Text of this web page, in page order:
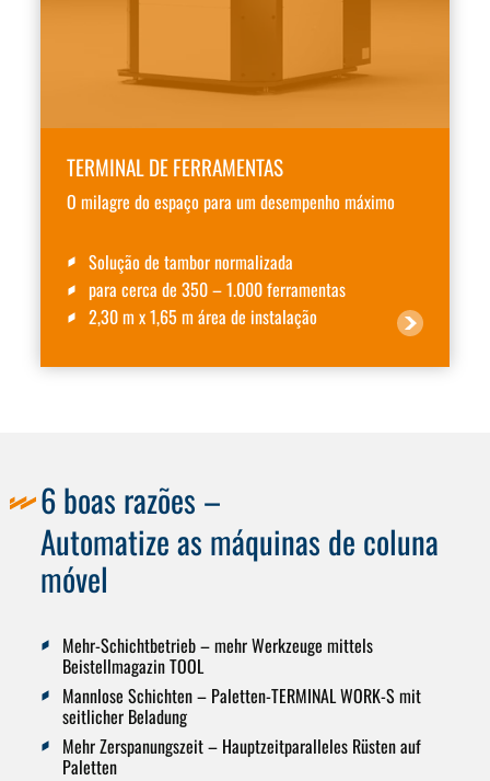
TERMINAL DE FERRAMENTAS
O milagre do espaço para um desempenho máximo
Solução de tambor normalizada
para cerca de 350 – 1.000 ferramentas
2,30 m x 1,65 m área de instalação
6 boas razões –
Automatize as máquinas de coluna
móvel
Mehr-Schichtbetrieb– mehr Werkzeuge mittels
Beistellmagazin TOOL
Mannlose Schichten– Paletten-TERMINAL WORK-S mit
seitlicher Beladung
Mehr Zerspanungszeit– Hauptzeitparalleles Rüsten auf
Paletten